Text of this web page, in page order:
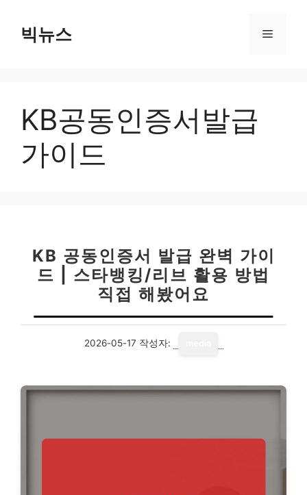
빅뉴스 메
KB공동인증서발급
가이드
KB 공동인증서 발급 완벽 가이
드 | 스타뱅킹/리브 활용 방법
직접 해봤어요
2026-05-17 작성자: